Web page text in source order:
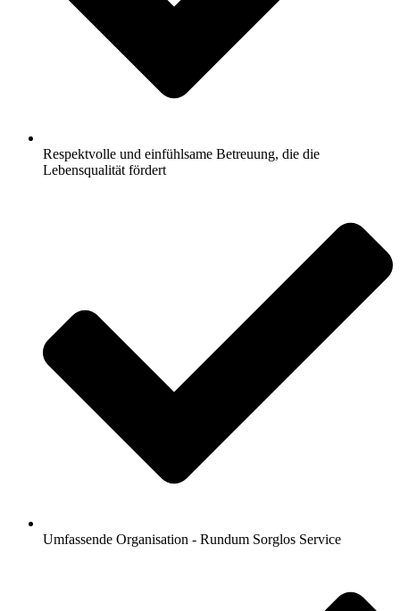
Respektvolle und einfühlsame Betreuung, die die
Lebensqualität fördert
Umfassende Organisation - Rundum Sorglos Service